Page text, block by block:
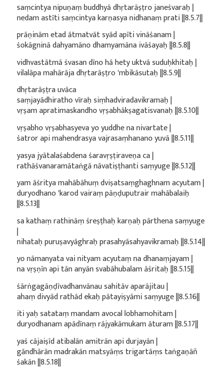
saṃcintya nipuṇaṃ buddhyā dhṛtarāṣṭro janeśvaraḥ |
nedam astīti saṃcintya karṇasya nidhanaṃ prati ||8.5.7||
prāṇinām etad ātmatvāt syād apīti vināśanam |
śokāgninā dahyamāno dhamyamāna ivāśayaḥ ||8.5.8||
vidhvastātmā śvasan dīno hā hety uktvā suduḥkhitaḥ |
vilalāpa mahārāja dhṛtarāṣṭro 'mbikāsutaḥ ||8.5.9||
dhṛtarāṣṭra uvāca
saṃjayādhiratho vīraḥ siṃhadviradavikramaḥ |
vṛṣam apratimaskandho vṛṣabhākṣagatisvanaḥ ||8.5.10||
vṛṣabho vṛṣabhasyeva yo yuddhe na nivartate |
śatror api mahendrasya vajrasaṃhanano yuvā ||8.5.11||
yasya jyātalaśabdena śaravṛṣṭiraveṇa ca |
rathāśvanaramātaṅgā nāvatiṣṭhanti saṃyuge ||8.5.12||
yam āśritya mahābāhuṃ dviṣatsaṃghaghnam acyutam |
duryodhano 'karod vairaṃ pāṇḍuputrair mahābalaiḥ
||8.5.13||
sa kathaṃ rathināṃ śreṣṭhaḥ karṇaḥ pārthena saṃyuge
|
nihataḥ puruṣavyāghraḥ prasahyāsahyavikramaḥ ||8.5.14||
yo nāmanyata vai nityam acyutaṃ na dhanaṃjayam |
na vṛṣṇīn api tān anyān svabāhubalam āśritaḥ ||8.5.15||
śārṅgagāṇḍīvadhanvānau sahitāv aparājitau |
ahaṃ divyād rathād ekaḥ pātayiṣyāmi saṃyuge ||8.5.16||
iti yaḥ satataṃ mandam avocal lobhamohitam |
duryodhanam apādīnaṃ rājyakāmukam āturam ||8.5.17||
yaś cājaiṣīd atibalān amitrān api durjayān |
gāndhārān madrakān matsyāṃs trigartāṃs taṅgaṇāñ
śakān ||8.5.18||